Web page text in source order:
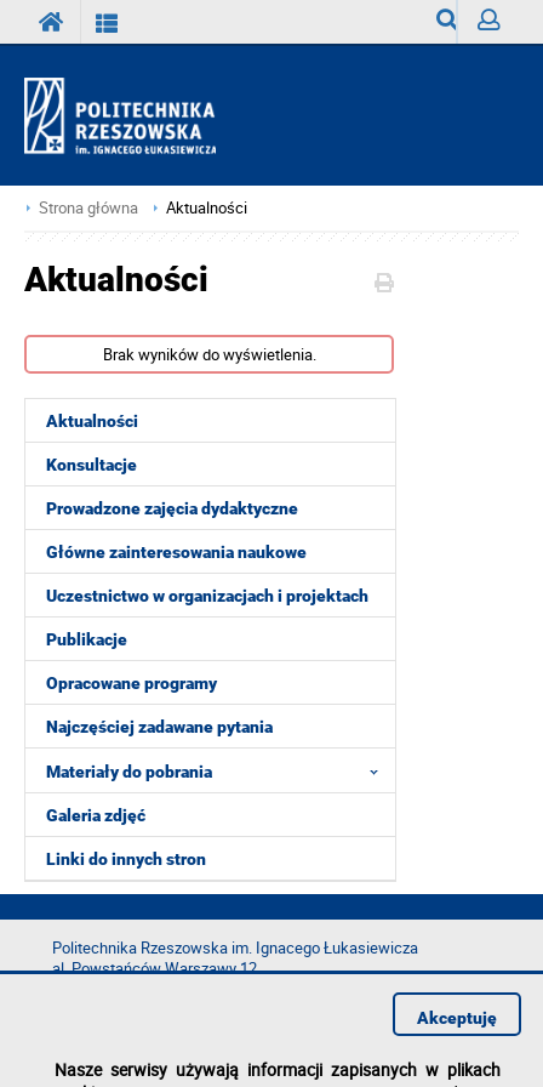
Strona główna Aktualności
Aktualności
Konsultacje
Prowadzone zajęcia dydaktyczne
Główne zainteresowania naukowe
Uczestnictwo w organizacjach i projektach
Publikacje
Opracowane programy
Najczęściej zadawane pytania
Materiały do pobrania
Galeria zdjęć
Linki do innych stron
Aktualności
Brak wyników do wyświetlenia.
Politechnika Rzeszowska im. Ignacego Łukasiewicza
al. Powstańców Warszawy 12
e-mail:kancelaria@prz.edu.pl
Nasze serwisy używają informacji zapisanych w plikach
Akceptuję